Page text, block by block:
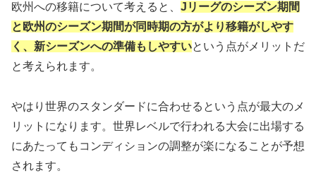
欧州への移籍について考えると、 Jリーグのシーズン期間
と欧州のシーズン期間が同時期の方がより移籍がしやす
く、新シーズンへの準備もしやすいという点がメリットだ
と考えられます。
やはり世界のスタンダードに合わせるという点が最大のメ
リットになります。世界レベルで行われる大会に出場する
にあたってもコンディションの調整が楽になることが予想
されます。